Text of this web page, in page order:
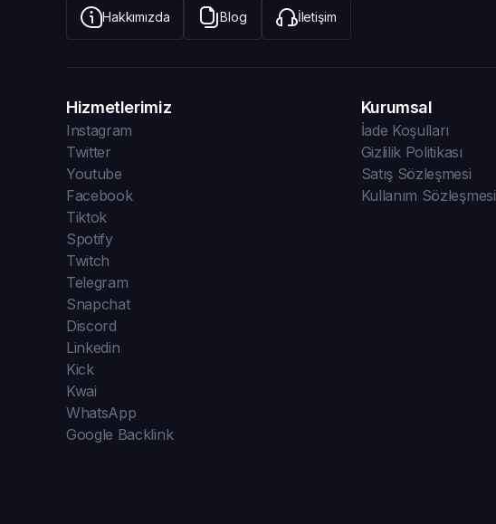
Hakkımızda Blog İletişim
Hizmetlerimiz
Instagram
Twitter
Youtube
Facebook
Tiktok
Spotify
Twitch
Telegram
Snapchat
Discord
Linkedin
Kick
Kwai
WhatsApp
Google Backlink
Kurumsal
İade Koşulları
Gizlilik Politikası
Satış Sözleşmesi
Kullanım Sözleşmesi